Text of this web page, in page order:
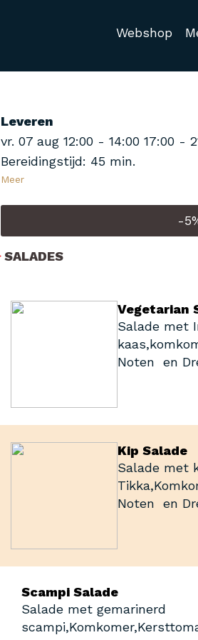
Webshop
Leveren
vr. 07 aug12:00 - 14:00 17:00 -
Bereidingstijd: 45 min.
Meer
-5
SALADES
Vegetarian
Salade met
Noten en
Kip Salade
Salade met
Noten en
Scampi Salade
Salade met gemarinerd